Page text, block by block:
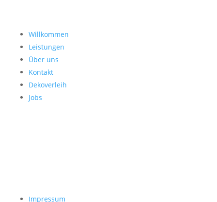
Willkommen
Leistungen
Über uns
Kontakt
Dekoverleih
Jobs
Impressum